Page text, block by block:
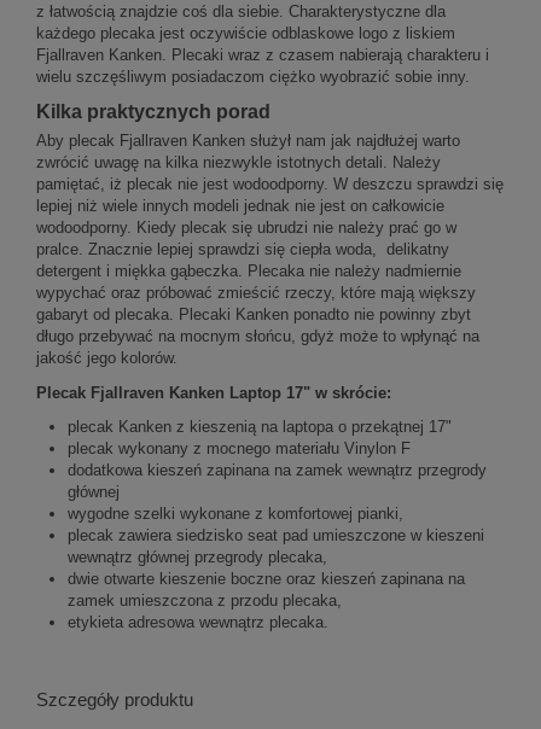
z łatwością znajdzie coś dla siebie. Charakterystyczne dla
każdego plecaka jest oczywiście odblaskowe logo z liskiem
Fjallraven Kanken. Plecaki wraz z czasem nabierają charakteru i
wielu szczęśliwym posiadaczom ciężko wyobrazić sobie inny.
Kilka praktycznych porad
Aby plecak Fjallraven Kanken służył nam jak najdłużej warto
zwrócić uwagę na kilka niezwykle istotnych detali. Należy
pamiętać, iż plecak nie jest wodoodporny. W deszczu sprawdzi się
lepiej niż wiele innych modeli jednak nie jest on całkowicie
wodoodporny. Kiedy plecak się ubrudzi nie należy prać go w
pralce. Znacznie lepiej sprawdzi się ciepła woda, delikatny
detergent i miękka gąbeczka. Plecaka nie należy nadmiernie
wypychać oraz próbować zmieścić rzeczy, które mają większy
gabaryt od plecaka. Plecaki Kanken ponadto nie powinny zbyt
długo przebywać na mocnym słońcu, gdyż może to wpłynąć na
jakość jego kolorów.
Plecak Fjallraven Kanken Laptop 17" w skrócie:
plecak Kanken z kieszenią na laptopa o przekątnej 17"
plecak wykonany z mocnego materiału Vinylon F
dodatkowa kieszeń zapinana na zamek wewnątrz przegrody
głównej
wygodne szelki wykonane z komfortowej pianki,
plecak zawiera siedzisko seat pad umieszczone w kieszeni
wewnątrz głównej przegrody plecaka,
dwie otwarte kieszenie boczne oraz kieszeń zapinana na
zamek umieszczona z przodu plecaka,
etykieta adresowa wewnątrz plecaka.
Szczegóły produktu